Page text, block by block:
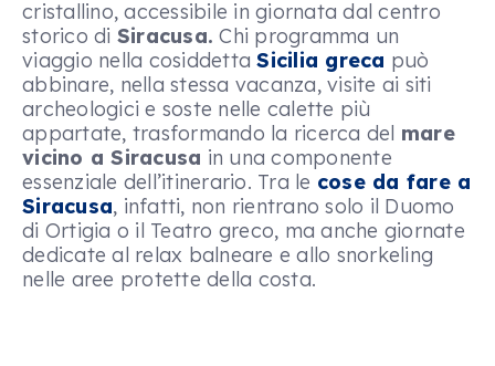
cristallino, accessibile in giornata dal centro
storico di Siracusa. Chi programma un
viaggio nella cosiddettaSicilia greca può
abbinare, nella stessa vacanza, visite ai siti
archeologici e soste nelle calette più
appartate, trasformando la ricerca del mare
vicino a Siracusa in una componente
essenziale dell’itinerario. Tra le cose da fare a
Siracusa, infatti, non rientrano solo il Duomo
di Ortigia o il Teatro greco, ma anche giornate
dedicate al relax balneare e allo snorkeling
nelle aree protette della costa.